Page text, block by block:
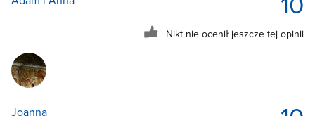
Nikt nie ocenił jeszcze tej opinii
Joanna